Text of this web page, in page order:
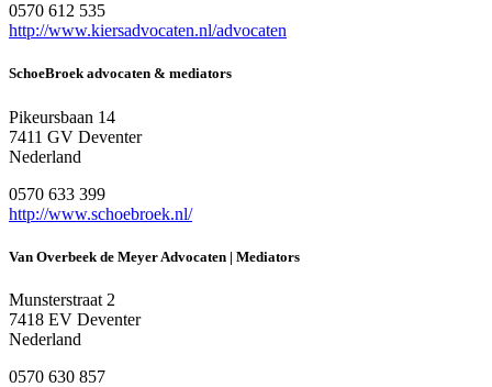
0570 612 535
http://www.kiersadvocaten.nl/advocaten
SchoeBroek advocaten & mediators
Pikeursbaan 14
7411 GV Deventer
Nederland
0570 633 399
http://www.schoebroek.nl/
Van Overbeek de Meyer Advocaten | Mediators
Munsterstraat 2
7418 EV Deventer
Nederland
0570 630 857